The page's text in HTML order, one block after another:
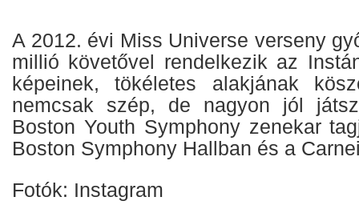
A 2012. évi Miss Universe verseny
millió követővel rendelkezik az
képeinek, tökéletes alakjának
nemcsak szép, de nagyon jól
Boston Youth Symphony zenekar
Boston Symphony Hallban és a
Fotók: Instagram